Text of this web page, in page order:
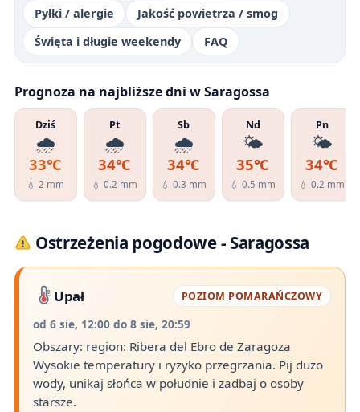
Pyłki / alergie
Jakość powietrza / smog
Święta i długie weekendy
FAQ
Prognoza na najbliższe dni w Saragossa
Dziś
🌧️
33℃
💧 2 mm
Pt
🌧️
34℃
💧 0.2 mm
Sb
🌧️
34℃
💧 0.3 mm
Nd
🌤️
35℃
💧 0.5 mm
Pn
🌤️
34℃
💧 0.2 mm
Ostrzeżenia pogodowe - Saragossa
Upał POZIOM POMARAŃCZOWY
od 6 sie, 12:00 do 8 sie, 20:59
Obszary: region: Ribera del Ebro de Zaragoza
Wysokie temperatury i ryzyko przegrzania. Pij dużo
wody, unikaj słońca w południe i zadbaj o osoby
starsze.